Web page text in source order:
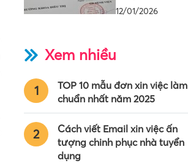
12/01/2026
Xem nhiều
1
TOP 10 mẫu đơn xin việc làm
chuẩn nhất năm 2025
2
Cách viết Email xin việc ấn
tượng chinh phục nhà tuyển
dụng